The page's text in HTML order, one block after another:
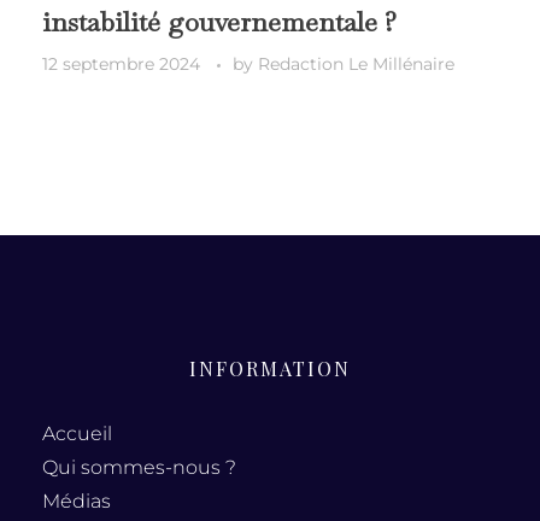
instabilité gouvernementale ?
12 septembre 2024 by Redaction Le Millénaire
INFORMATION
Accueil
Qui sommes-nous ?
Médias